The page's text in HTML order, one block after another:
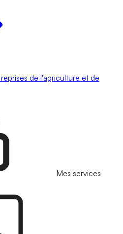
de l'agriculture et de
Mes services